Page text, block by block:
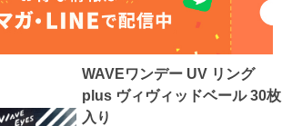
WAVEワンデー UV リング
plus ヴィヴィッドベール 30枚
入り